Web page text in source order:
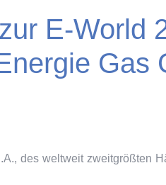
E-World
Gas
des weltweit zweitgrößten